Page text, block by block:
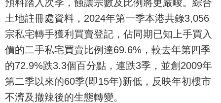
預料踏入次季，蝕讓宗數及比例將更嚴峻。綜合
土地註冊處資料，2024年第一季本港共錄3,056
宗私宅轉手獲利買賣登記，佔同期已知上手買入
價的二手私宅買賣比例達69.6%，較去年第四季
的72.9%跌3.3個百分點，連跌3季，並創2009年
第二季以來的60季(即15年)新低，反映年初樓市
不濟及撤辣後的生態轉變。